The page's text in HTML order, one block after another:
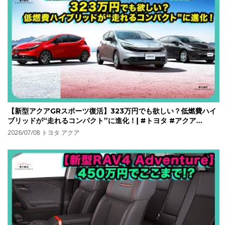
【新型アクアGRスポーツ復活】323万円でも欲しい？低燃費ハイ
ブリッドが“走れるコンパクト”に進化！| #トヨタ #アクア
#toyotaaqua
2026/07/08 トヨタ アクア